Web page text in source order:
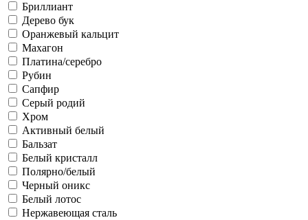
Бриллиант
Дерево бук
Оранжевый кальцит
Махагон
Платина/серебро
Рубин
Сапфир
Серый родий
Хром
Активный белый
Бальзат
Белый кристалл
Полярно/белый
Черный оникс
Белый лотос
Нержавеющая сталь